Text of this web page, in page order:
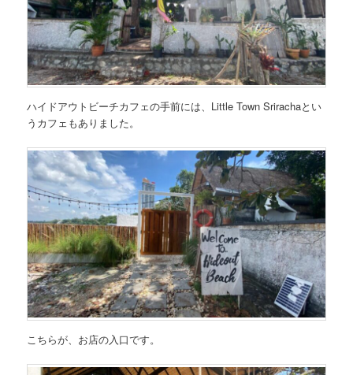
ハイドアウトビーチカフェの手前には、Little Town Srirachaとい
うカフェもありました。
こちらが、お店の入口です。